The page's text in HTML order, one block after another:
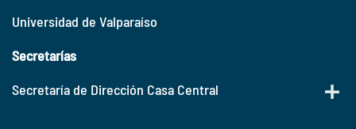
Universidad de Valparaíso
Secretarías
Secretaría de Dirección Casa Central